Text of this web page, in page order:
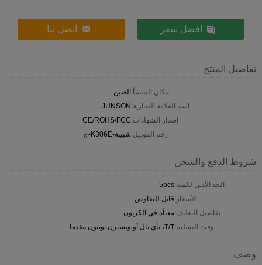
افضل سعر اتصل بنا
تفاصيل المنتج
مكان المنشأ:الصين
اسم العلامة التجارية:JUNSON
إصدار الشهادات:CE/ROHS/FCC
رقم الموديل:شبيبة-K306E-ج
شروط الدفع والشحن
الحد الأدنى لكمية:5pcs
الأسعار:قابل للتفاوض
تفاصيل التغليف:معبأة في الكرتون
وقت التسليم:T/T، بأي بال أو ويسترن يونيون مقدما
وصف